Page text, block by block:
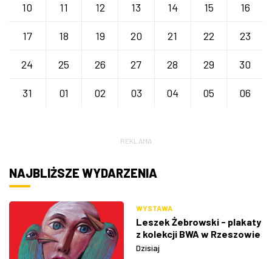
10 11 12 13 14 15 16
17 18 19 20 21 22 23
24 25 26 27 28 29 30
31 01 02 03 04 05 06
REKLAMA
NAJBLIŻSZE WYDARZENIA
WYSTAWA
Leszek Żebrowski - plakaty
z kolekcji BWA w Rzeszowie
Dzisiaj